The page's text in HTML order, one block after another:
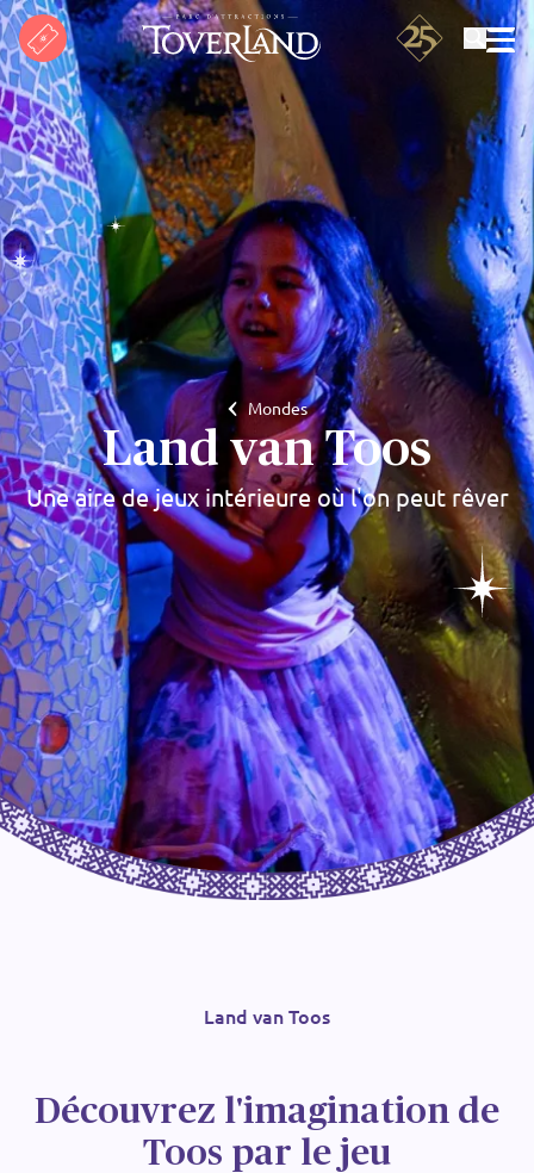
Rechercher
Mondes
Land van Toos
Une aire de jeux intérieure où l'on peut rêver
Land van Toos
Découvrez l'imagination de
Toos par le jeu